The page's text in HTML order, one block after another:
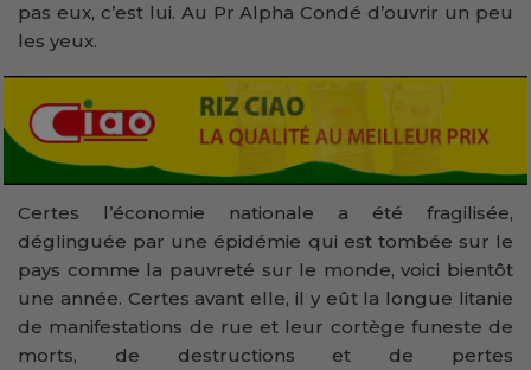
pas eux, c’est lui. Au Pr Alpha Condé d’ouvrir un peu
les yeux.
Certes l’économie nationale a été fragilisée,
déglinguée par une épidémie qui est tombée sur le
pays comme la pauvreté sur le monde, voici bientôt
une année. Certes avant elle, il y eût la longue litanie
de manifestations de rue et leur cortège funeste de
morts, de destructions et de pertes